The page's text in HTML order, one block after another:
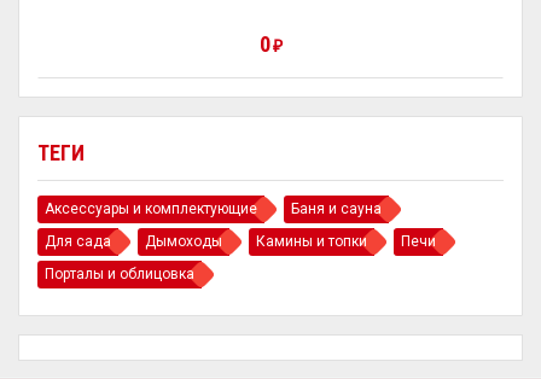
ТЕГИ
Аксессуары и комплектующие
Баня и сауна
Для сада
Дымоходы Камины и топки
Печи
Порталы и облицовка
0₽